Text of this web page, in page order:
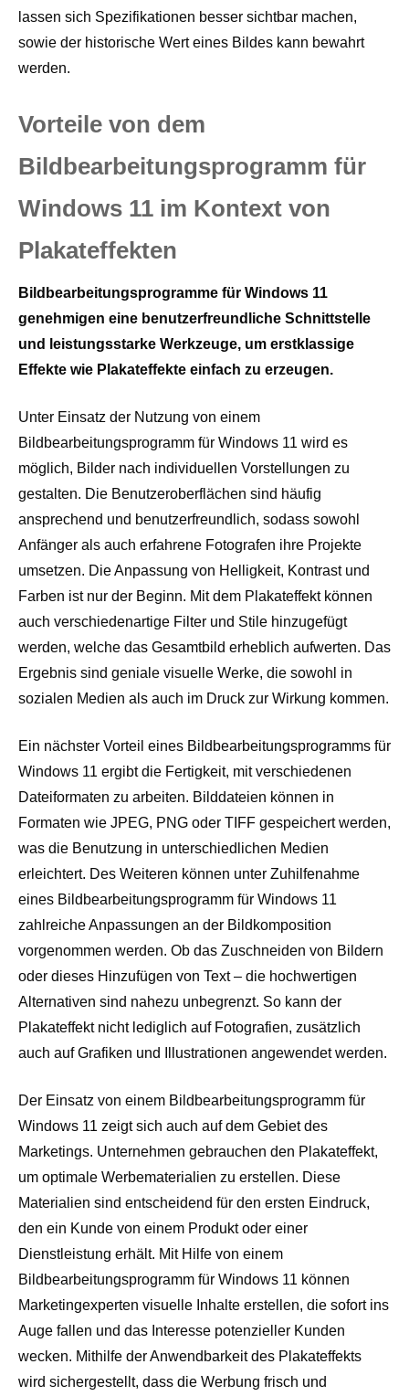
lassen sich Spezifikationen besser sichtbar machen,
sowie der historische Wert eines Bildes kann bewahrt
werden.
Vorteile von dem
Bildbearbeitungsprogramm für
Windows 11 im Kontext von
Plakateffekten
Bildbearbeitungsprogramme für Windows 11
genehmigen eine benutzerfreundliche Schnittstelle
und leistungsstarke Werkzeuge, um erstklassige
Effekte wie Plakateffekte einfach zu erzeugen.
Unter Einsatz der Nutzung von einem
Bildbearbeitungsprogramm für Windows 11 wird es
möglich, Bilder nach individuellen Vorstellungen zu
gestalten. Die Benutzeroberflächen sind häufig
ansprechend und benutzerfreundlich, sodass sowohl
Anfänger als auch erfahrene Fotografen ihre Projekte
umsetzen. Die Anpassung von Helligkeit, Kontrast und
Farben ist nur der Beginn. Mit dem Plakateffekt können
auch verschiedenartige Filter und Stile hinzugefügt
werden, welche das Gesamtbild erheblich aufwerten. Das
Ergebnis sind geniale visuelle Werke, die sowohl in
sozialen Medien als auch im Druck zur Wirkung kommen.
Ein nächster Vorteil eines Bildbearbeitungsprogramms für
Windows 11 ergibt die Fertigkeit, mit verschiedenen
Dateiformaten zu arbeiten. Bilddateien können in
Formaten wie JPEG, PNG oder TIFF gespeichert werden,
was die Benutzung in unterschiedlichen Medien
erleichtert. Des Weiteren können unter Zuhilfenahme
eines Bildbearbeitungsprogramm für Windows 11
zahlreiche Anpassungen an der Bildkomposition
vorgenommen werden. Ob das Zuschneiden von Bildern
oder dieses Hinzufügen von Text – die hochwertigen
Alternativen sind nahezu unbegrenzt. So kann der
Plakateffekt nicht lediglich auf Fotografien, zusätzlich
auch auf Grafiken und Illustrationen angewendet werden.
Der Einsatz von einem Bildbearbeitungsprogramm für
Windows 11 zeigt sich auch auf dem Gebiet des
Marketings. Unternehmen gebrauchen den Plakateffekt,
um optimale Werbematerialien zu erstellen. Diese
Materialien sind entscheidend für den ersten Eindruck,
den ein Kunde von einem Produkt oder einer
Dienstleistung erhält. Mit Hilfe von einem
Bildbearbeitungsprogramm für Windows 11 können
Marketingexperten visuelle Inhalte erstellen, die sofort ins
Auge fallen und das Interesse potenzieller Kunden
wecken. Mithilfe der Anwendbarkeit des Plakateffekts
wird sichergestellt, dass die Werbung frisch und